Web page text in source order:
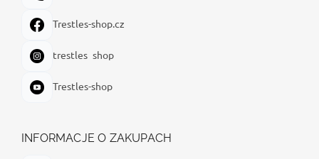
Trestles-shop.cz
trestles_shop
Trestles-shop
INFORMACJE O ZAKUPACH